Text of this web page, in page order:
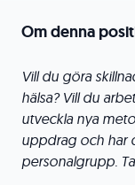
Om denna
Vill du göra
hälsa? Vill du
utveckla nya
uppdrag och har
personalgrupp.